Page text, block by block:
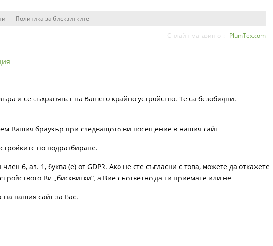
Политика за бисквитките
Онлайн магазин от: PlumTex.com
и се съхраняват на Вашето крайно устройство. Те са безобидни.
Вашия браузър при следващото ви посещение в нашия сайт.
по подразбиране.
6, ал. 1, буква (е) от GDPR. Ако не сте съгласни с това, можете да откажете
Ви „бисквитки“, а Вие съответно да ги приемате или не.
на нашия сайт за Вас.